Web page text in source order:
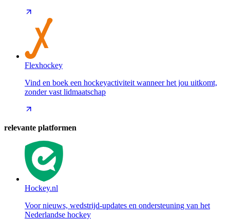
Flexhockey
Vind en boek een hockeyactiviteit wanneer het jou uitkomt,
zonder vast lidmaatschap
relevante platformen
Hockey.nl
Voor nieuws, wedstrijd-updates en ondersteuning van het
Nederlandse hockey